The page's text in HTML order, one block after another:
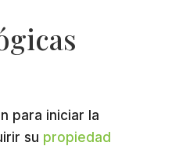
para iniciar la
su propiedad